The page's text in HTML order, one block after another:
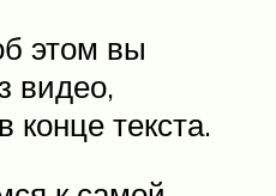
этом вы
видео,
конце текста.